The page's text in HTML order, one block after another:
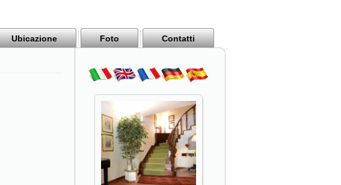
Ubicazione Foto Contatti